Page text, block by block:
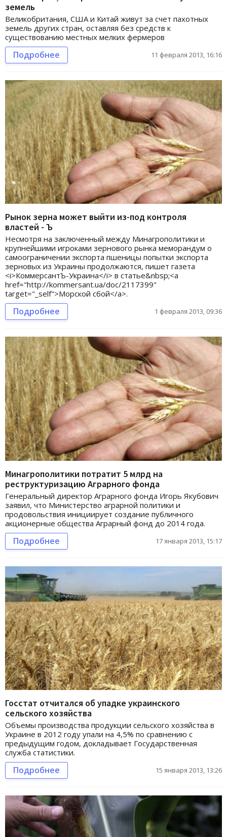
земель
Великобритания, США и Китай живут за счет пахотных
земель других стран, оставляя без средств к
существованию местных мелких фермеров
Подробнее 11 февраля 2013, 16:16
Рынок зерна может выйти из-под контроля
властей - Ъ
Несмотря на заключенный между Минагрополитики и
крупнейшими игроками зернового рынка меморандум о
самоограничении экспорта пшеницы попытки экспорта
зерновых из Украины продолжаются, пишет газета
<i>КоммерсантЪ-Украина</i> в статье&nbsp;<a
href="http://kommersant.ua/doc/2117399"
target="_self">Морской сбой</a>.
Подробнее 1 февраля 2013, 09:36
Минагрополитики потратит 5 млрд на
реструктуризацию Аграрного фонда
Генеральный директор Аграрного фонда Игорь Якубович
заявил, что Министерство аграрной политики и
продовольствия инициирует создание публичного
акционерные общества Аграрный фонд до 2014 года.
Подробнее 17 января 2013, 15:17
Госстат отчитался об упадке украинского
сельского хозяйства
Объемы производства продукции сельского хозяйства в
Украине в 2012 году упали на 4,5% по сравнению с
предыдущим годом, докладывает Государственная
служба статистики.
Подробнее 15 января 2013, 13:26